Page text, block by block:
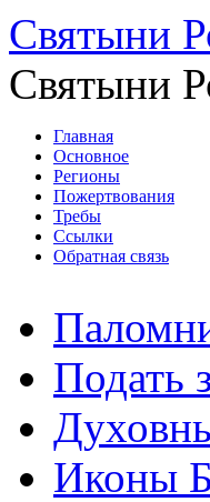
Святыни
Святыни
Главная
Основное
Регионы
Пожертвования
Требы
Ссылки
Обратная связь
Подать
Иконы